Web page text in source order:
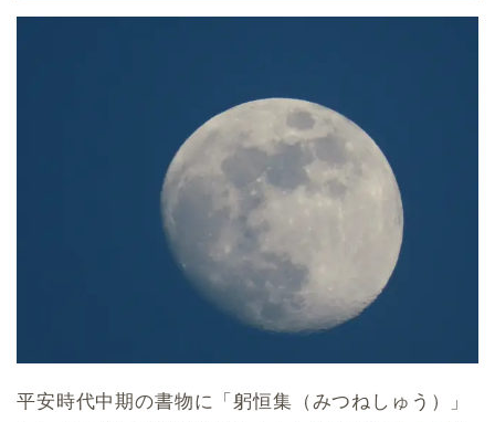
平安時代中期の書物に「躬恒集（みつねしゅう）」